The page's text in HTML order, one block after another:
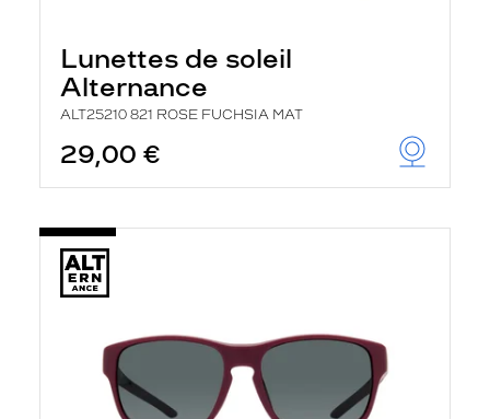
Lunettes de soleil
Alternance
ALT25210 821 ROSE FUCHSIA MAT
29,00 €